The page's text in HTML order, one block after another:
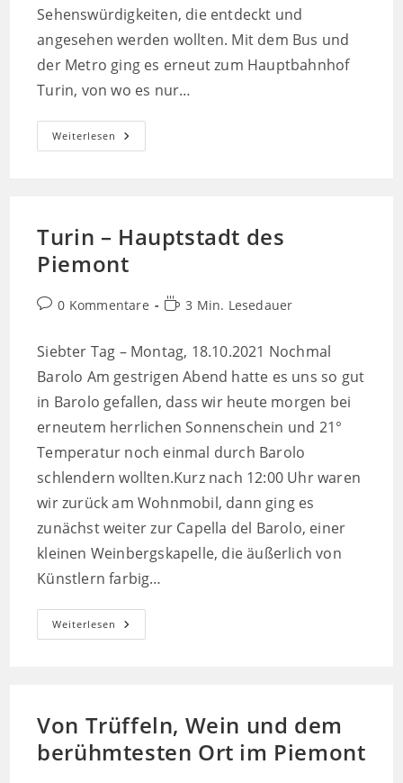
Sehenswürdigkeiten, die entdeckt und
angesehen werden wollten. Mit dem Bus und
der Metro ging es erneut zum Hauptbahnhof
Turin, von wo es nur…
Weiterlesen Die
Stadt,
Turin – Hauptstadt des
Piemont
Beitrags-
0 Kommentare Lesedauer:
3 Min. Lesedauer
Siebter Tag – Montag, 18.10.2021 Nochmal
Barolo Am gestrigen Abend hatte es uns so gut
in Barolo gefallen, dass wir heute morgen bei
erneutem herrlichen Sonnenschein und 21°
Temperatur noch einmal durch Barolo
schlendern wollten.Kurz nach 12:00 Uhr waren
wir zurück am Wohnmobil, dann ging es
zunächst weiter zur Capella del Barolo, einer
kleinen Weinbergskapelle, die äußerlich von
Künstlern farbig…
Weiterlesen Turin
–
Von Trüffeln, Wein und dem
berühmtesten Ort im Piemont